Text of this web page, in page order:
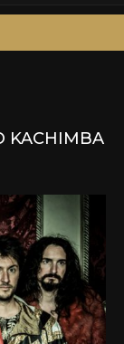
KACHIMBA